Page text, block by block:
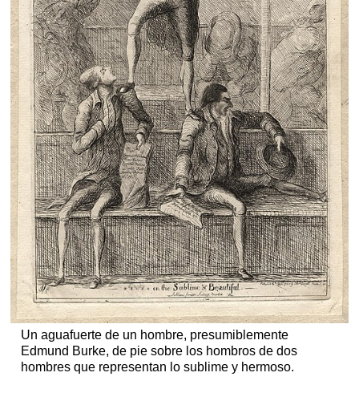
Un aguafuerte de un hombre, presumiblemente
Edmund Burke, de pie sobre los hombros de dos
hombres que representan lo sublime y hermoso.